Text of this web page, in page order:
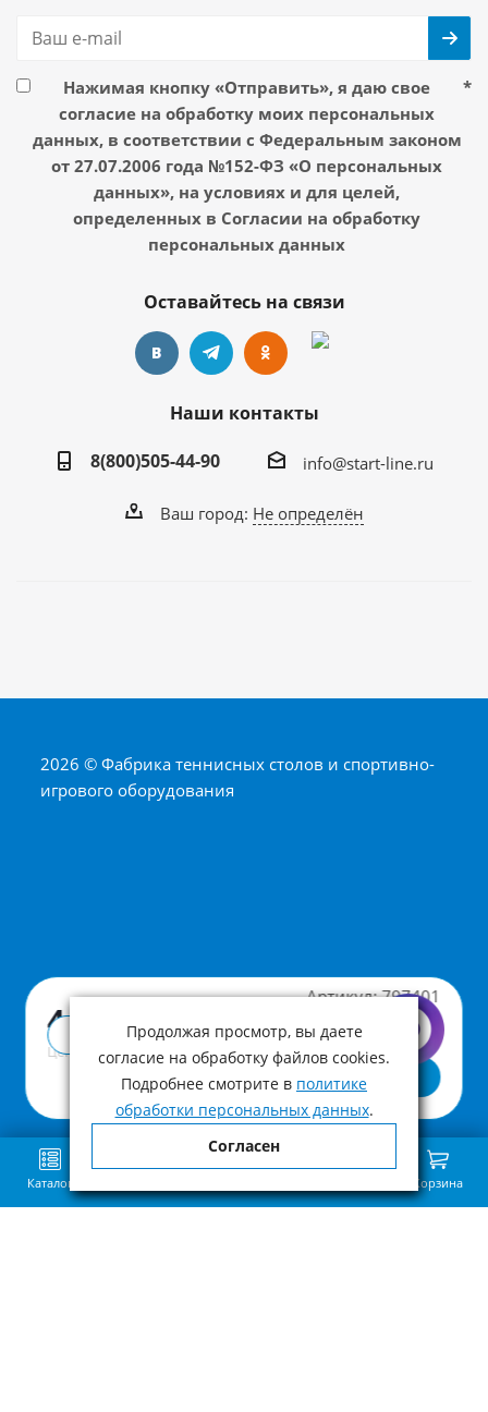
Артикул: 797401
4 820 ₽
Цена с учетом НДС
В корзину
Купить в 1 клик
Нажимая кнопку «Отправить», я даю свое
согласие на обработку моих персональных
данных, в соответствии с Федеральным законом
от 27.07.2006 года №152-ФЗ «О персональных
данных», на условиях и для целей,
определенных в Согласии на обработку
персональных данных
*
Оставайтесь на связи
Наши контакты
8(800)505-44-90
info@start-line.ru
Ваш город: Не определён
2026 © Фабрика теннисных столов и спортивно-
игрового оборудования
Каталог Корзина
Продолжая просмотр, вы даете
согласие на обработку файлов cookies.
Подробнее смотрите в политике
обработки персональных данных.
Согласен